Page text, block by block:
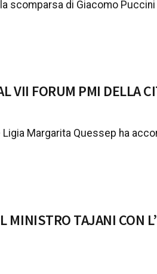
scomparsa di Giacomo
VII FORUM PMI DELLA
Margarita Quessep ha
MINISTRO TAJANI CON